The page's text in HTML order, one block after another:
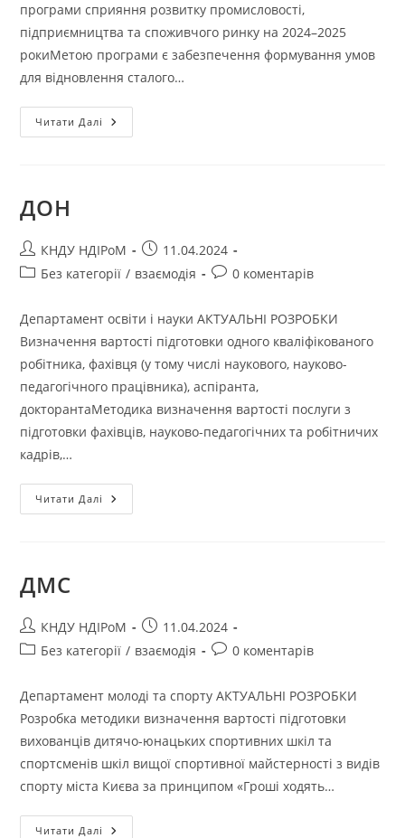
програми сприяння розвитку промисловості,
підприємництва та споживчого ринку на 2024–2025
рокиМетою програми є забезпечення формування умов
для відновлення сталого…
Читати Далі
ДОН
КНДУ НДІРоМ
11.04.2024
Без категорії / взаємодія 0 коментарів
Департамент освіти і науки АКТУАЛЬНІ РОЗРОБКИ
Визначення вартості підготовки одного кваліфікованого
робітника, фахівця (у тому числі наукового, науково-
педагогічного працівника), аспіранта,
докторантаМетодика визначення вартості послуги з
підготовки фахівців, науково-педагогічних та робітничих
кадрів,…
Читати Далі
ДМС
КНДУ НДІРоМ
11.04.2024
Без категорії / взаємодія 0 коментарів
Департамент молоді та спорту АКТУАЛЬНІ РОЗРОБКИ
Розробка методики визначення вартості підготовки
вихованців дитячо-юнацьких спортивних шкіл та
спортсменів шкіл вищої спортивної майстерності з видів
спорту міста Києва за принципом «Гроші ходять…
Читати Далі